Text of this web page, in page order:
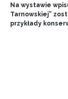
Na wystawie
Tarnowskiej”
przykłady